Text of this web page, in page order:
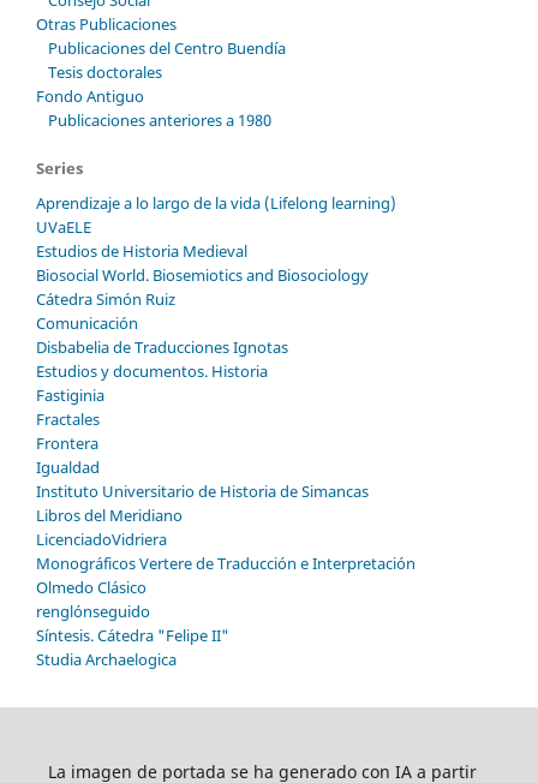
Otras Publicaciones
Publicaciones del Centro Buendía
Tesis doctorales
Fondo Antiguo
Publicaciones anteriores a 1980
Series
Aprendizaje a lo largo de la vida (Lifelong learning)
UVaELE
Estudios de Historia Medieval
Biosocial World. Biosemiotics and Biosociology
Cátedra Simón Ruiz
Comunicación
Disbabelia de Traducciones Ignotas
Estudios y documentos. Historia
Fastiginia
Fractales
Frontera
Igualdad
Instituto Universitario de Historia de Simancas
Libros del Meridiano
LicenciadoVidriera
Monográficos Vertere de Traducción e Interpretación
Olmedo Clásico
renglónseguido
Síntesis. Cátedra "Felipe II"
Studia Archaelogica
La imagen de portada se ha generado con IA a partir